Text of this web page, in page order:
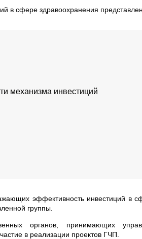
в сфере здравоохранения представлен
механизма инвестиций
эффективность инвестиций в
группы.
органов, принимающих
в реализации проектов ГЧП.